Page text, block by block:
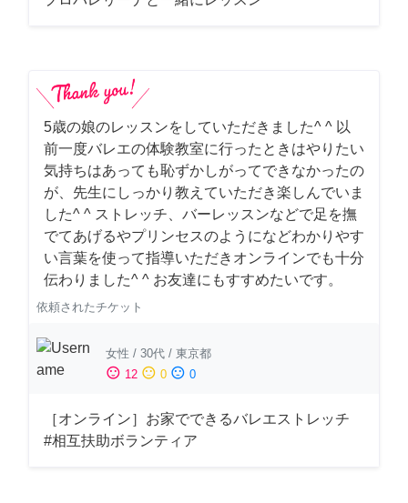
5歳の娘のレッスンをしていただきました^ ^ 以
前一度バレエの体験教室に行ったときはやりたい
気持ちはあっても恥ずかしがってできなかったの
が、先生にしっかり教えていただき楽しんでいま
した^ ^ ストレッチ、バーレッスンなどで足を撫
でてあげるやプリンセスのようになどわかりやす
い言葉を使って指導いただきオンラインでも十分
伝わりました^ ^ お友達にもすすめたいです。
依頼されたチケット
女性 / 30代 / 東京都
sentiment_satisfied 12 sentiment_neutral 0 sentiment_dissatisfied 0
［オンライン］お家でできるバレエストレッチ
#相互扶助ボランティア